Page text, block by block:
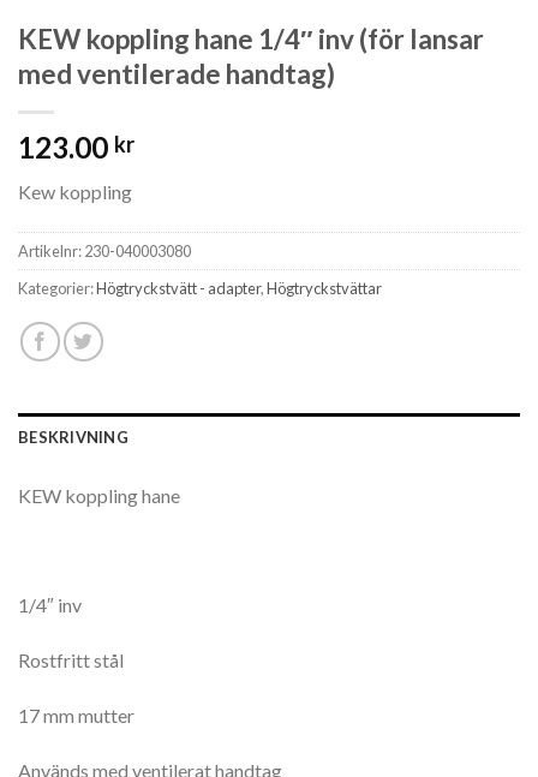
KEW koppling hane 1/4″ inv (för lansar
med ventilerade handtag)
123.00 kr
Kew koppling
Artikelnr:230-040003080
Kategorier:Högtryckstvätt - adapter,Högtryckstvättar
BESKRIVNING
KEW koppling hane
1/4″ inv
Rostfritt stål
17 mm mutter
Används med ventilerat handtag